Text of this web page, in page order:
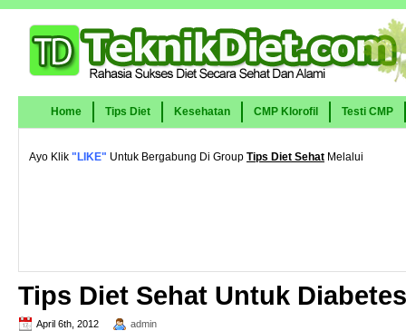
Home Tips Diet Kesehatan CMP Klorofil Testi CMP
Ayo Klik "LIKE" Untuk Bergabung Di Group Tips Diet Sehat Melalui
Tips Diet Sehat Untuk Diabetes
April 6th, 2012 admin